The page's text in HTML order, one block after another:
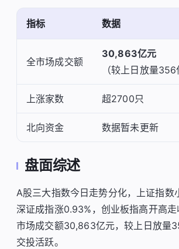
指标 数据
全市场成交额
30,863亿元
（较上日放量356
上涨家数 超2700只
北向资金 数据暂未更新
盘面综述
A股三大指数今日走势分化，上证指数
深证成指涨0.93%，创业板指高开高走
市场成交额30,863亿元，较上日放量
交投活跃。